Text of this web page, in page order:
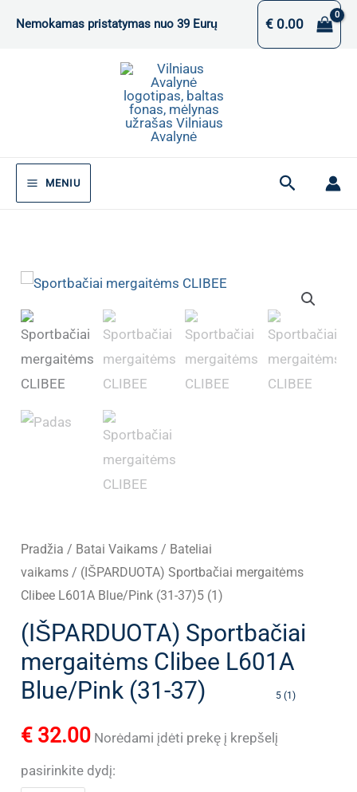
Nemokamas pristatymas nuo 39 Eurų €0.00
MENIU Paieška
Pradžia / Batai Vaikams / Bateliai
vaikams / (IŠPARDUOTA) Sportbačiai mergaitėms
Clibee L601A Blue/Pink (31-37)5 (1)
(IŠPARDUOTA) Sportbačiai
mergaitėms Clibee L601A
Blue/Pink (31-37)
5 (1)
€ 32.00 Norėdami įdėti prekę į krepšelį
pasirinkite dydį: